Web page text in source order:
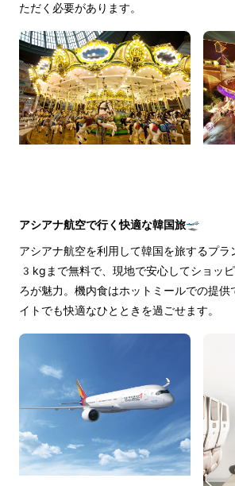
ただく必要があります。
アシアナ航空で行く快適な韓国旅🛫
アシアナ航空を利用して韓国を旅するプ
3kgまで無料で、現地で安心してショッ
ろが魅力。機内食はホットミールでの提供
イトでも快適なひとときを過ごせます。